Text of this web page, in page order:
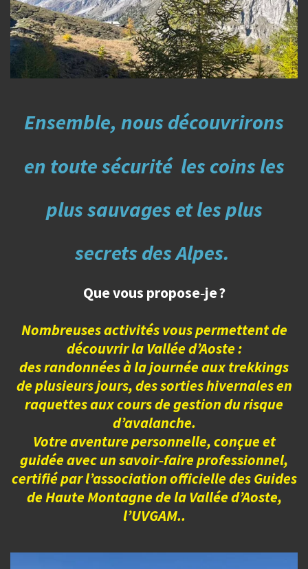
Ensemble, nous découvrirons
en toute sécurité les coins les
plussauvages et les plus
secretsdes Alpes.
Que vous propose‑je ?
Nombreuses activités vous permettent de
découvrir la Vallée d’Aoste :
des randonnées à la journée aux trekkings
de plusieurs jours, des sorties hivernales en
raquettes aux cours de gestion du risque
d’avalanche.
Votre aventure personnelle, conçue et
guidée avec un savoir‑faire professionnel,
certifié par l’association officielle des Guides
de Haute Montagne de la Vallée d’Aoste,
l’UVGAM..